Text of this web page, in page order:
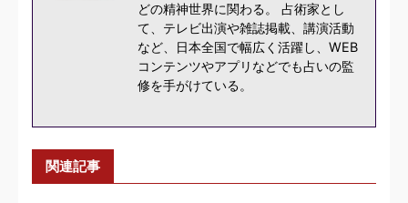
どの精神世界に関わる。 占術家とし
て、テレビ出演や雑誌掲載、講演活動
など、日本全国で幅広く活躍し、WEB
コンテンツやアプリなどでも占いの監
修を手がけている。
関連記事